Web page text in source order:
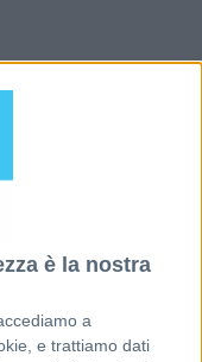
è la nostra
a
e trattiamo dati